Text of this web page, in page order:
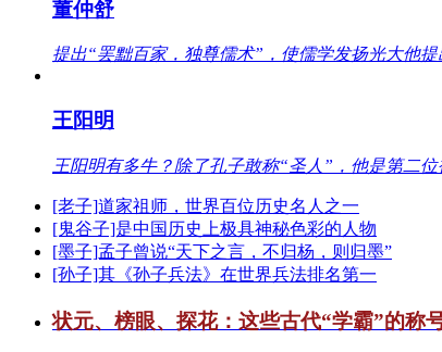
董仲舒
提出“罢黜百家，独尊儒术”，使儒学发扬光大他
王阳明
王阳明有多牛？除了孔子敢称“圣人”，他是第二位
[老子]道家祖师，世界百位历史名人之一
[鬼谷子]是中国历史上极具神秘色彩的人物
[墨子]孟子曾说“天下之言，不归杨，则归墨”
[孙子]其《孙子兵法》在世界兵法排名第一
状元、榜眼、探花：这些古代“学霸”的称